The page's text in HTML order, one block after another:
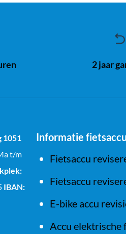
2 jaar
1051
t/m
IBAN:
Informatie
Fietsaccu
Fietsaccu
E-bike accu
Accu elektrische